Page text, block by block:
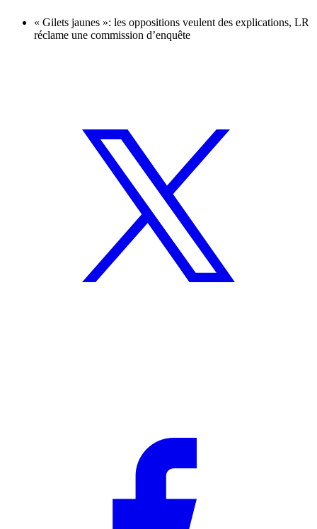
« Gilets jaunes »: les oppositions veulent des explications, LR
réclame une commission d’enquête